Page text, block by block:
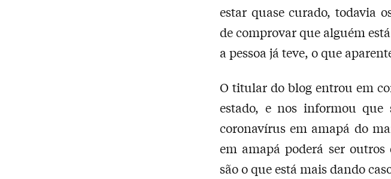
estar quase curado, todavia
de comprovar que alguém
a pessoa já teve, o que
O titular do blog entrou em
estado, e nos informou que
coronavírus em amapá do
em amapá poderá ser
são o que está mais dando